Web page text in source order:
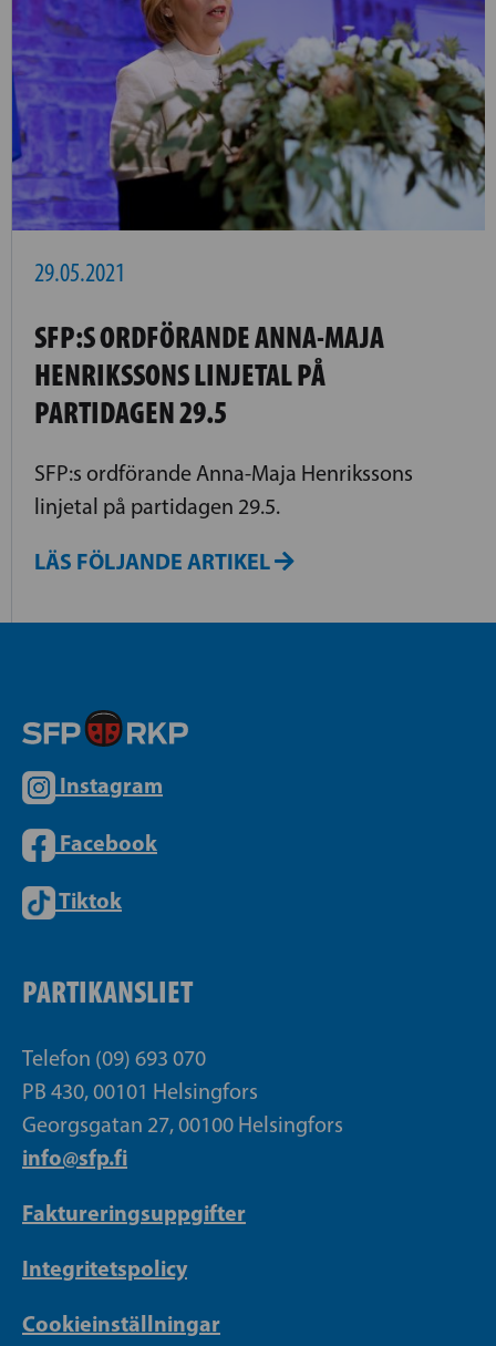
29.05.2021
SFP:S ORDFÖRANDE ANNA-MAJA
HENRIKSSONS LINJETAL PÅ
PARTIDAGEN 29.5
SFP:s ordförande Anna-Maja Henrikssons
linjetal på partidagen 29.5.
LÄS FÖLJANDE ARTIKEL
Instagram
Facebook
Tiktok
PARTIKANSLIET
Telefon (09) 693 070
PB 430, 00101 Helsingfors
Georgsgatan 27, 00100 Helsingfors
info@sfp.fi
Faktureringsuppgifter
Integritetspolicy
Cookieinställningar